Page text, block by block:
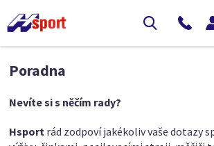
Poradna
Nevíte si s něčím rady?
Hsport rád zodpoví jakékoliv vaše dotazy